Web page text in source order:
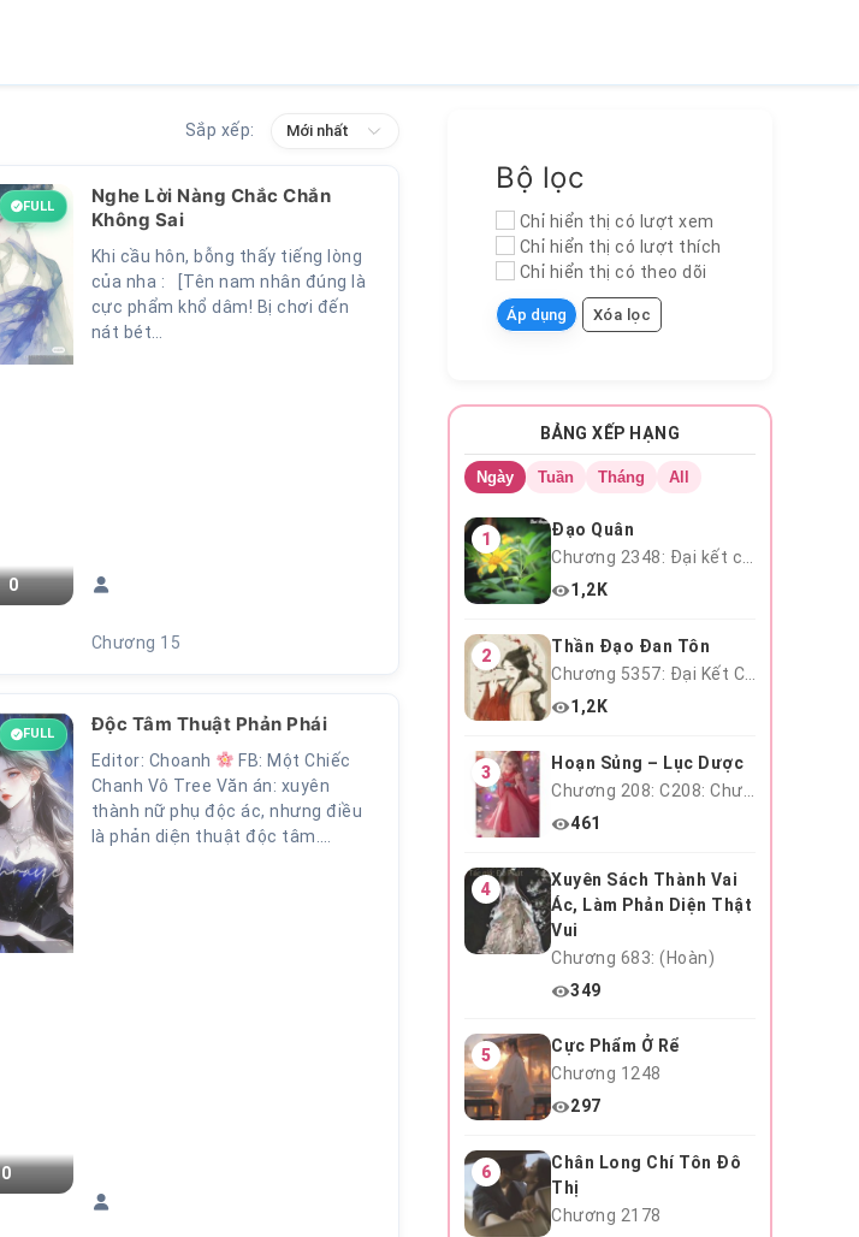
Sắp xếp: Mới nhất
FULL
0
Nghe Lời Nàng Chắc Chắn
Không Sai
Khi cầu hôn, bỗng thấy tiếng lòng
của nha : [Tên nam nhân đúng là
cực phẩm khổ dâm! Bị chơi đến
nát bét…
Chương 15
FULL
0
Độc Tâm Thuật Phản Phái
Editor: Choanh
FB: Một Chiếc
Chanh Vô Tree Văn án: xuyên
thành nữ phụ độc ác, nhưng điều
là phản diện thuật độc tâm.…
Bộ lọc
Chỉ hiển thị có lượt xem
Chỉ hiển thị có lượt thích
Chỉ hiển thị có theo dõi
Áp dụng Xóa lọc
BẢNG XẾP HẠNG
Ngày Tuần Tháng All
1
Đạo Quân
Chương 2348: Đại kết cục
1,2K
2
Thần Đạo Đan Tôn
Chương 5357: Đại Kết Cục
1,2K
3
Hoạn Sủng – Lục Dược
Chương 208: C208: Chương 208
461
4
Xuyên Sách Thành Vai
Ác, Làm Phản Diện Thật
Vui
Chương 683: (Hoàn)
349
5
Cực Phẩm Ở Rể
Chương 1248
297
6
Chân Long Chí Tôn Đô
Thị
Chương 2178